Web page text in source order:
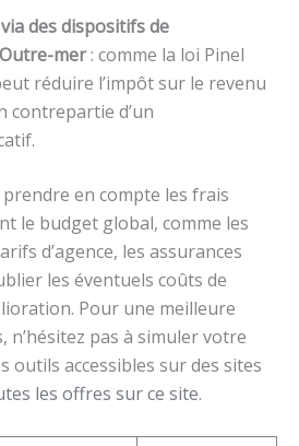
des dispositifs de
mer: comme la loi Pinel
réduire l’impôt sur le revenu
contrepartie d’un
en compte les frais
le budget global, comme les
d’agence, les assurances
les éventuels coûts de
Pour une meilleure
n’hésitez pas à simuler votre
outils accessibles sur des sites
les offres sur ce site.